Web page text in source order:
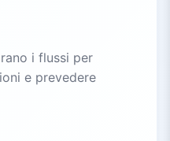
i flussi per
e prevedere